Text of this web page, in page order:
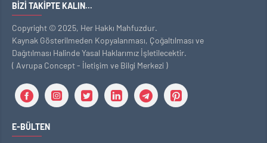
BIZI TAKIPTE KALIN...
Copyright © 2025, Her Hakkı Mahfuzdur.
Kaynak Gösterilmeden Kopyalanması, Çoğaltılması ve
Dağıtılması Halinde Yasal Haklarımız İşletilecektir.
( Avrupa Concept - İletişim ve Bilgi Merkezi )
E-BÜLTEN